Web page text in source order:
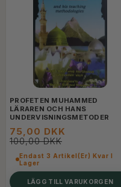
PROFETEN MUHAMMED
LÄRAREN OCH HANS
UNDERVISNINGSMETODER
75,00 DKK
100,00 DKK
Endast 3 Artikel(er) Kvar I
Lager
LÄGG TILL VARUKORGEN